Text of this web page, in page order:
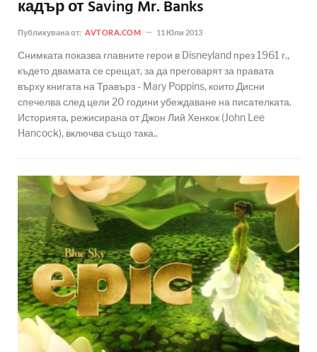
кадър от Saving Mr. Banks
Публикувана от: AVTORA.COM 11 Юли 2013
Снимката показва главните герои в Disneyland през 1961 г.,
където двамата се срещат, за да преговарят за правата
върху книгата на Травърз - Mary Poppins, които Дисни
спечелва след цели 20 години убеждаване на писателката.
Историята, режисирана от Джон Лий Хенкок (John Lee
Hancock), включва също така..